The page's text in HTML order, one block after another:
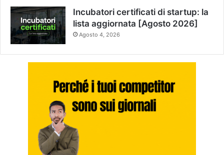
Incubatori certificati di startup: la
lista aggiornata [Agosto 2026]
Agosto 4, 2026